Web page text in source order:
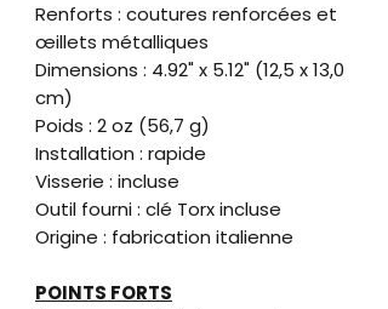
Renforts : coutures renforcées et
œillets métalliques
Dimensions : 4.92" x 5.12" (12,5 x 13,0
cm)
Poids : 2 oz (56,7 g)
Installation : rapide
Visserie : incluse
Outil fourni : clé Torx incluse
Origine : fabrication italienne
POINTS FORTS